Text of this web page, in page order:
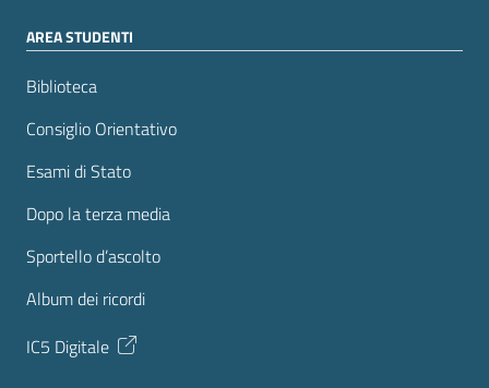
AREA STUDENTI
Biblioteca
Consiglio Orientativo
Esami di Stato
Dopo la terza media
Sportello d’ascolto
Album dei ricordi
IC5 Digitale